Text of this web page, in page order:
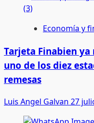
Economía y
Tarjeta Finabien
uno de los diez
remesas
Luis Angel Galvan 27